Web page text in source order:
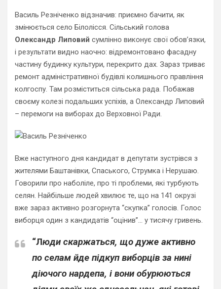
Василь Резніченко відзначив: приємно бачити, як
змінюється село Білолісся. Сільський голова
Олександр Липовий сумлінно виконує свої обов’язки,
і результати видно наочно: відремонтовано фасадну
частину будинку культури, перекрито дах. Зараз триває
ремонт адміністративної будівлі колишнього правління
колгоспу. Там розміститься сільська рада. Побажав
своєму колезі подальших успіхів, а Олександр Липовий
– перемоги на виборах до Верховної Ради.
Вже наступного дня кандидат в депутати зустрівся з
жителями Баштанівки, Спаського, Струмка і Нерушаю.
Говорили про наболіле, про ті проблеми, які турбують
селян. Найбільше людей хвилює те, що на 141 окрузі
вже зараз активно розгорнута “скупка” голосів. Голос
виборця один з кандидатів “оцінив”… у тисячу гривень.
“Люди скаржаться, що дуже активно
по селам йде підкуп виборців за нині
діючого нардепа, і вони обурюються